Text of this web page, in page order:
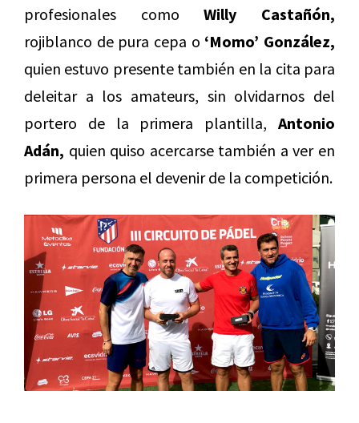
profesionales comoWilly Castañón,
rojiblanco de pura cepa o ‘Momo’ González,
quien estuvo presente también en la cita para
deleitar a los amateurs, sin olvidarnos del
portero de la primera plantilla, Antonio
Adán, quien quiso acercarse también a ver en
primera persona el devenir de la competición.